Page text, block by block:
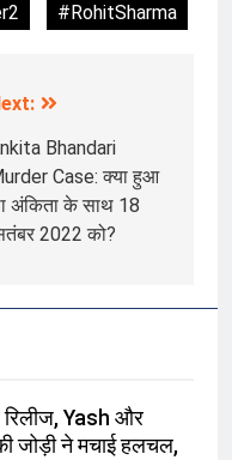
#RohitSharma
Bhandari
Case: क्या हुआ
अंकिता के साथ 18
2022 को?
रिलीज, Yash और
जोड़ी ने मचाई हलचल,